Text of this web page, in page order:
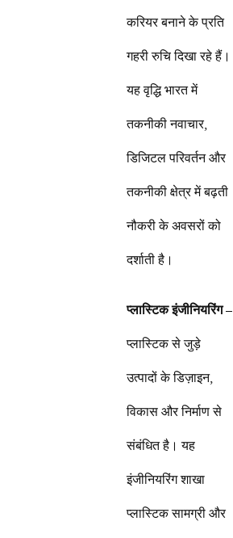
करियर बनाने के प्रति
गहरी रुचि दिखा रहे हैं।
यह वृद्धि भारत में
तकनीकी नवाचार,
डिजिटल परिवर्तन और
तकनीकी क्षेत्र में बढ़ती
नौकरी के अवसरों को
दर्शाती है।
प्लास्टिक इंजीनियरिंग–
प्लास्टिक से जुड़े
उत्पादों के डिज़ाइन,
विकास और निर्माण से
संबंधित है। यह
इंजीनियरिंग शाखा
प्लास्टिक सामग्री और